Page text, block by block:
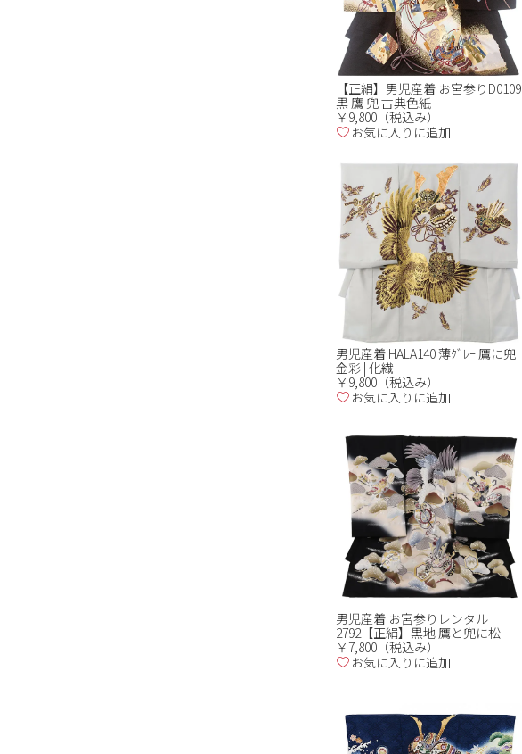
【正絹】男児産着 お宮参りD0109
黒 鷹 兜 古典色紙
￥9,800（税込み）
お気に入りに追加
男児産着 HALA140 薄ｸﾞﾚｰ 鷹に兜
金彩 | 化繊
￥9,800（税込み）
お気に入りに追加
男児産着 お宮参りレンタル
2792【正絹】黒地 鷹と兜に松
￥7,800（税込み）
お気に入りに追加